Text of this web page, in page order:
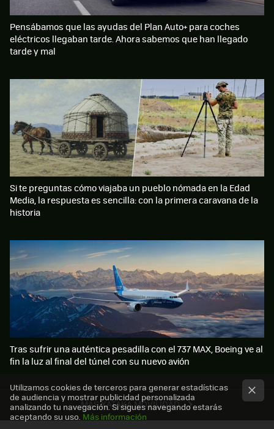
MÁS XATAKA MOVILIDAD
Pensábamos que las ayudas del Plan Auto+ para coches
eléctricos llegaban tarde. Ahora sabemos que han llegado
tarde y mal
Si te preguntas cómo viajaba un pueblo nómada en la Edad
Media, la respuesta es sencilla: con la primera caravana de la
historia
Tras sufrir una auténtica pesadilla con el 737 MAX, Boeing ve al
fin la luz al final del túnel con su nuevo avión
Utilizamos cookies de terceros para generar estadísticas
de audiencia y mostrar publicidad personalizada
analizando tu navegación. Si sigues navegando estarás
aceptando su uso. Más información